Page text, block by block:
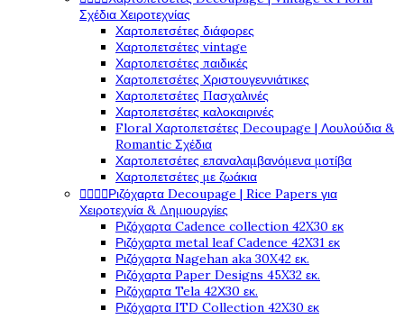
Σχέδια Χειροτεχνίας
Χαρτοπετσέτες διάφορες
Χαρτοπετσέτες vintage
Χαρτοπετσέτες παιδικές
Χαρτοπετσέτες Χριστουγεννιάτικες
Χαρτοπετσέτες Πασχαλινές
Χαρτοπετσέτες καλοκαιρινές
Floral Χαρτοπετσέτες Decoupage | Λουλούδια &
Romantic Σχέδια
Χαρτοπετσέτες επαναλαμβανόμενα μοτίβα
Χαρτοπετσέτες με ζωάκια
Ριζόχαρτα Decoupage | Rice Papers για
Χειροτεχνία & Δημιουργίες
Ριζόχαρτα Cadence collection 42X30 εκ
Ριζόχαρτα metal leaf Cadence 42X31 εκ
Ριζόχαρτα Nagehan aka 30X42 εκ.
Ριζόχαρτα Paper Designs 45X32 εκ.
Ριζόχαρτα Tela 42Χ30 εκ.
Ριζόχαρτα ITD Collection 42X30 εκ